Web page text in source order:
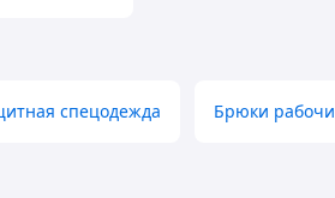
спецодежда Брюки